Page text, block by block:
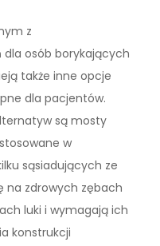
z
dla osób borykających
także inne opcje
dla pacjentów.
są mosty
w
sąsiadujących ze
na zdrowych zębach
luki i wymagają ich
konstrukcji